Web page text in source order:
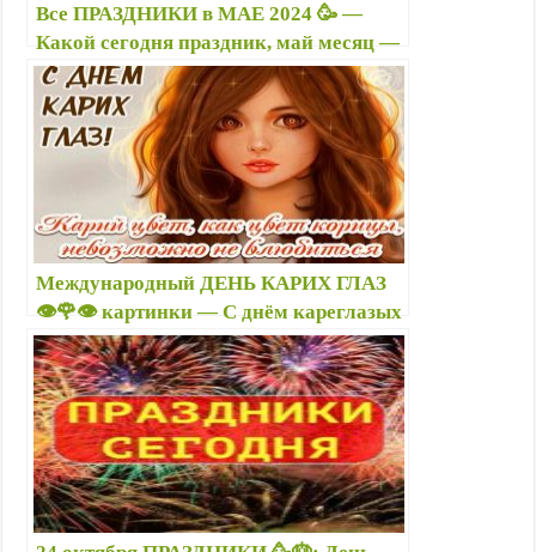
Все ПРАЗДНИКИ в МАЕ 2024 🥳 —
Какой сегодня праздник, май месяц —
Майские праздники в 2024 году: кого
когда поздравлять
Международный ДЕНЬ КАРИХ ГЛАЗ
👁️🌹👁️ картинки — С днём кареглазых
лучшие открытки — Красивые стихи
про карие глаза, новые поздравления